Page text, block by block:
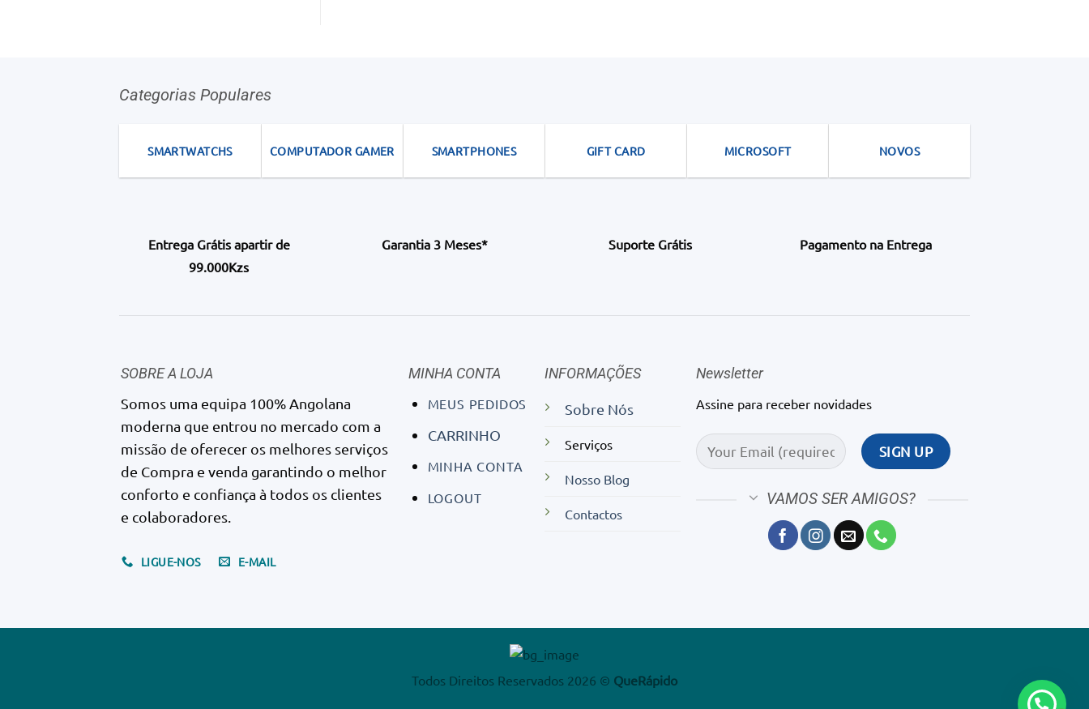
Categorias Populares
SMARTWATCHS COMPUTADOR GAMER SMARTPHONES GIFT CARD MICROSOFT NOVOS
Entrega Grátis apartir de
99.000Kzs
Garantia 3 Meses* Suporte Grátis Pagamento na Entrega
SOBRE A LOJA
Somos uma equipa 100% Angolana
moderna que entrou no mercado com a
missão de oferecer os melhores serviços
de Compra e venda garantindo o melhor
conforto e confiança à todos os clientes
e colaboradores.
LIGUE-NOS E-MAIL
MINHA CONTA
MEUS PEDIDOS
CARRINHO
MINHA CONTA
LOGOUT
INFORMAÇÕES
Sobre Nós
Serviços
Nosso Blog
Contactos
Newsletter
Assine para receber novidades
VAMOS SER AMIGOS?
Todos Direitos Reservados 2026 © QueRápido 1